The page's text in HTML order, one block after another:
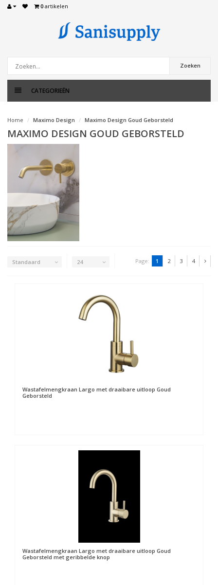
0 artikelen
Zoeken
CATEGORIEËN
Home Maximo Design Maximo Design Goud Geborsteld
MAXIMO DESIGN GOUD GEBORSTELD
Standaard 24 Page: 1 2 3 4
Wastafelmengkraan Largo met draaibare uitloop Goud
Geborsteld
Wastafelmengkraan Largo met draaibare uitloop Goud
Geborsteld met geribbelde knop